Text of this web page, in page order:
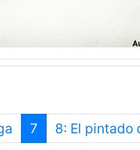
Anterior
7 8: El pintado